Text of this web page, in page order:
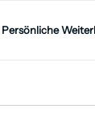
Persönliche